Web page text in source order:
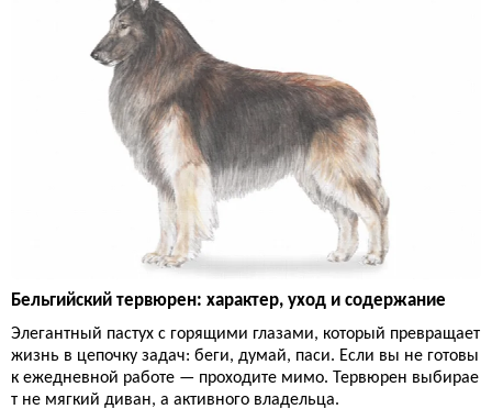
Бельгийский тервюрен: характер, уход и содержание
Элегантный пастух с горящими глазами, который превращает
жизнь в цепочку задач: беги, думай, паси. Если вы не готовы
к ежедневной работе — проходите мимо. Тервюрен выбирае
т не мягкий диван, а активного владельца.